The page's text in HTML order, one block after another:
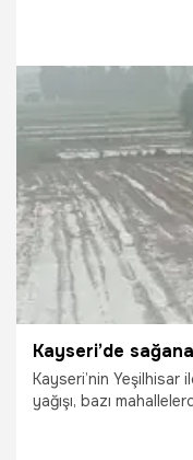
14.06.2026 Gündem
Kayseri’nin
yağışı, bazı